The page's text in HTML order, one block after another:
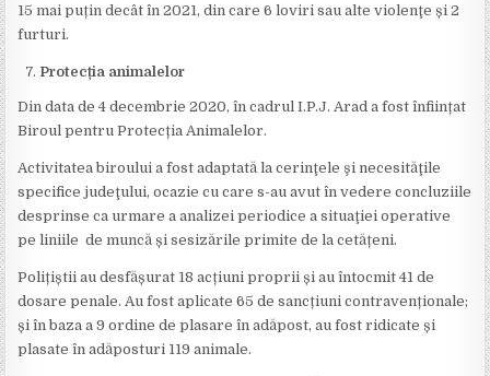
15 mai puțin decât în 2021, din care 6 loviri sau alte violenţe și 2
furturi.
Protecția animalelor
Din data de 4 decembrie 2020, în cadrul I.P.J. Arad a fost înființat
Biroul pentru Protecția Animalelor.
Activitatea biroului a fost adaptată la cerinţele şi necesităţile
specifice judeţului, ocazie cu care s-au avut în vedere concluziile
desprinse ca urmare a analizei periodice a situaţiei operative
pe liniile de muncă și sesizările primite de la cetățeni.
Polițiștii au desfășurat 18 acțiuni proprii și au întocmit 41 de
dosare penale. Au fost aplicate 65 de sancțiuni contravenționale;
și în baza a 9 ordine de plasare în adăpost, au fost ridicate și
plasate în adăposturi 119 animale.